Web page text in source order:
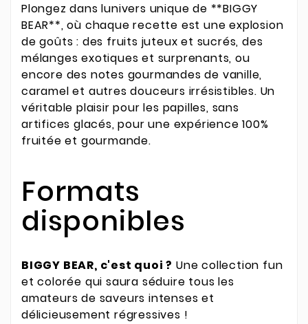
Plongez dans lunivers unique de **BIGGY
BEAR**, où chaque recette est une explosion
de goûts : des fruits juteux et sucrés, des
mélanges exotiques et surprenants, ou
encore des notes gourmandes de vanille,
caramel et autres douceurs irrésistibles. Un
véritable plaisir pour les papilles, sans
artifices glacés, pour une expérience 100%
fruitée et gourmande.
Formats
disponibles
BIGGY BEAR, c'est quoi ? Une collection fun
et colorée qui saura séduire tous les
amateurs de saveurs intenses et
délicieusement régressives !